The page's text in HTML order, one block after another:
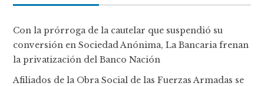
Con la prórroga de la cautelar que suspendió su
conversión en Sociedad Anónima, La Bancaria frenan
la privatización del Banco Nación
Afiliados de la Obra Social de las Fuerzas Armadas se